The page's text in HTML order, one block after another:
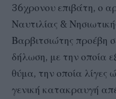
36χρονου επιβάτη, ο
Ναυτιλίας &
Βαρβιτσιώτης προέβη
δήλωση, με την οποία
θύμα, την οποία λίγες
γενική κατακραυγή